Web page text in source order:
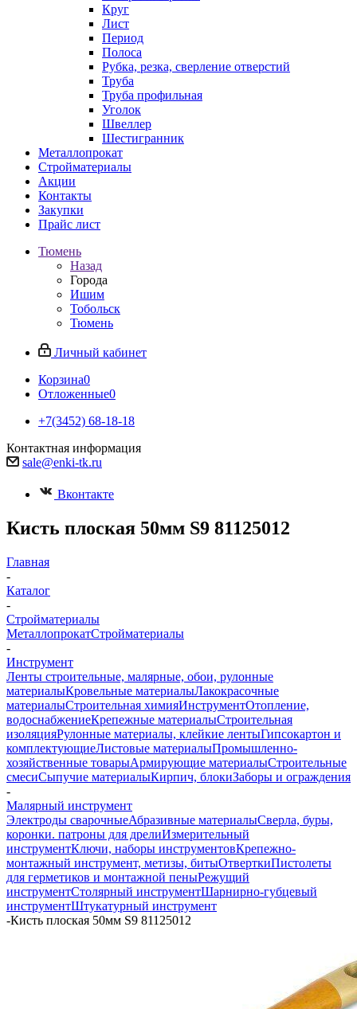
Круг
Лист
Период
Полоса
Рубка, резка, сверление отверстий
Труба
Труба профильная
Уголок
Швеллер
Шестигранник
Металлопрокат
Стройматериалы
Акции
Контакты
Закупки
Прайс лист
Тюмень
Назад
Города
Ишим
Тобольск
Тюмень
Личный кабинет
Корзина0
Отложенные0
+7(3452) 68-18-18
Контактная информация
sale@enki-tk.ru
Вконтакте
Кисть плоская 50мм S9 81125012
Главная
-
Каталог
-
Стройматериалы
МеталлопрокатСтройматериалы
-
Инструмент
Ленты строительные, малярные, обои, рулонные
материалыКровельные материалыЛакокрасочные
материалыСтроительная химияИнструментОтопление,
водоснабжениеКрепежные материалыСтроительная
изоляцияРулонные материалы, клейкие лентыГипсокартон и
комплектующиеЛистовые материалыПромышленно-
хозяйственные товарыАрмирующие материалыСтроительные
смесиСыпучие материалыКирпич, блокиЗаборы и ограждения
-
Малярный инструмент
Электроды сварочныеАбразивные материалыСверла, буры,
коронки. патроны для дрелиИзмерительный
инструментКлючи, наборы инструментовКрепежно-
монтажный инструмент, метизы, битыОтверткиПистолеты
для герметиков и монтажной пеныРежущий
инструментСтолярный инструментШарнирно-губцевый
инструментШтукатурный инструмент
-Кисть плоская 50мм S9 81125012